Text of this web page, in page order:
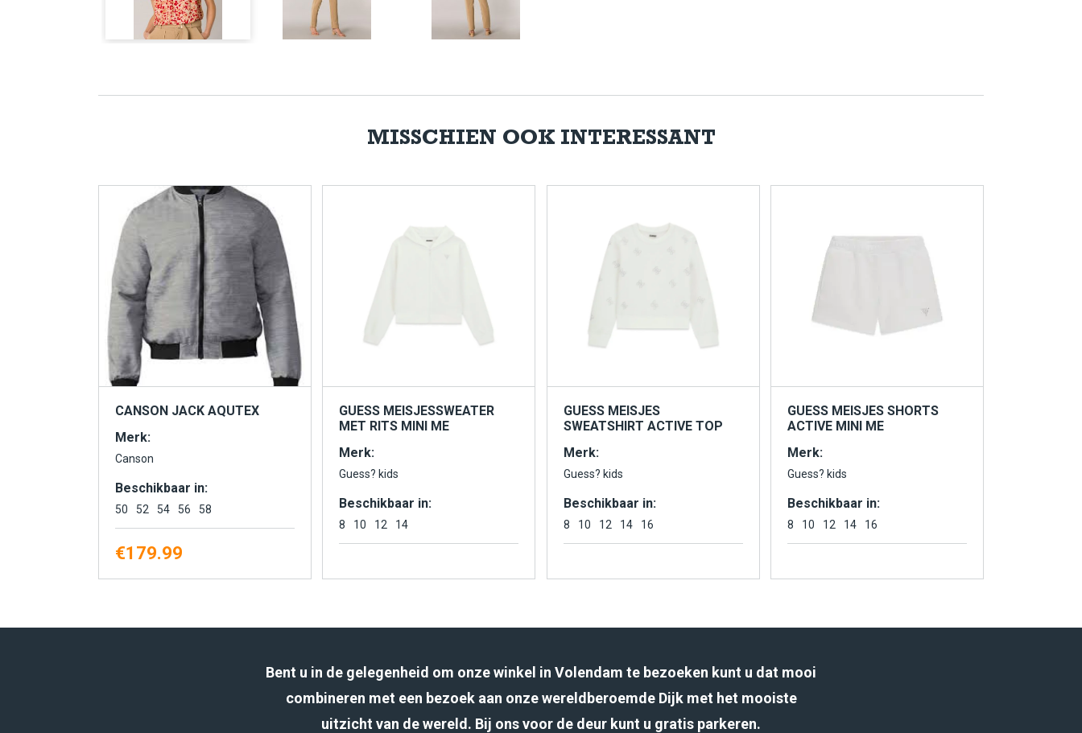
MISSCHIEN OOK INTERESSANT
CANSON JACK AQUTEX
Merk:
Canson
Beschikbaar in:
50 52 54 56 58
€179.99
GUESS MEISJESSWEATER
MET RITS MINI ME
Merk:
Guess? kids
Beschikbaar in:
8 10 12 14
GUESS MEISJES
SWEATSHIRT ACTIVE TOP
Merk:
Guess? kids
Beschikbaar in:
8 10 12 14 16
GUESS MEISJES SHORTS
ACTIVE MINI ME
Merk:
Guess? kids
Beschikbaar in:
8 10 12 14 16
Bent u in de gelegenheid om onze winkel in Volendam te bezoeken kunt u dat mooi
combineren met een bezoek aan onze wereldberoemde Dijk met het mooiste
uitzicht van de wereld. Bij ons voor de deur kunt u gratis parkeren.